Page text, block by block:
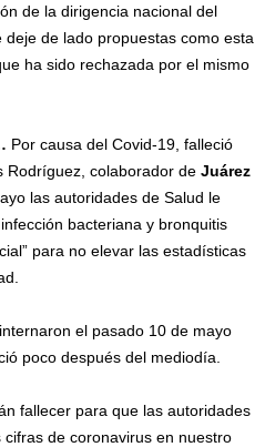
de la dirigencia nacional del
de lado propuestas como esta
ha sido rechazada por el mismo
Por causa del Covid-19, falleció
Rodríguez, colaborador de Juárez
las autoridades de Salud le
bacteriana y bronquitis
para no elevar las estadísticas
el pasado 10 de mayo
poco después del mediodía.
fallecer para que las autoridades
de coronavirus en nuestro